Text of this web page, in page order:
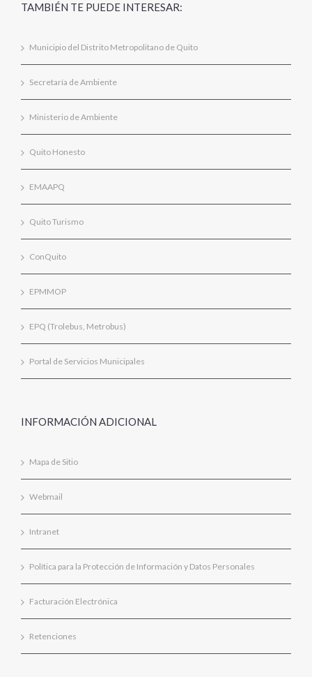
TAMBIÉN TE PUEDE INTERESAR:
Municipio del Distrito Metropolitano de Quito
Secretaría de Ambiente
Ministerio de Ambiente
Quito Honesto
EMAAPQ
Quito Turismo
ConQuito
EPMMOP
EPQ (Trolebus, Metrobus)
Portal de Servicios Municipales
INFORMACIÓN ADICIONAL
Mapa de Sitio
Webmail
Intranet
Política para la Protección de Información y Datos Personales
Facturación Electrónica
Retenciones